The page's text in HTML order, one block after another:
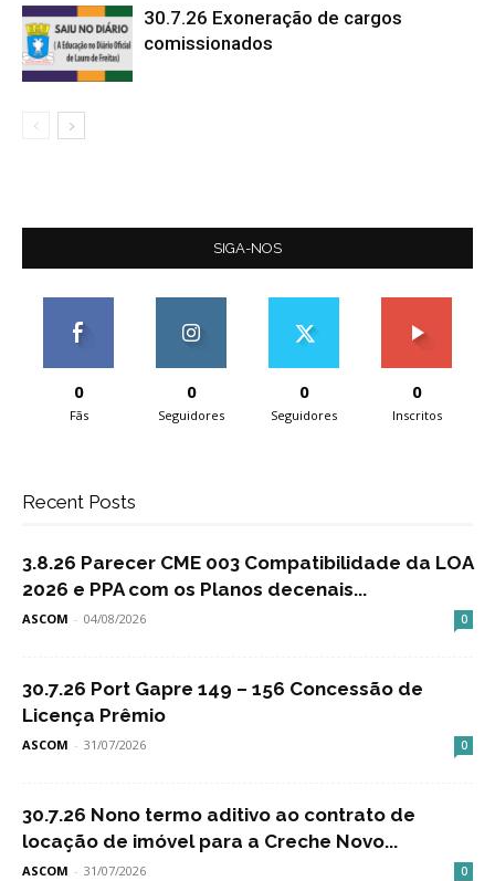
30.7.26 Exoneração de cargos
comissionados
SIGA-NOS
0
Fãs
0
Seguidores
0
Seguidores
0
Inscritos
Recent Posts
3.8.26 Parecer CME 003 Compatibilidade da LOA
2026 e PPA com os Planos decenais...
ASCOM - 04/08/2026 0
30.7.26 Port Gapre 149 – 156 Concessão de
Licença Prêmio
ASCOM - 31/07/2026 0
30.7.26 Nono termo aditivo ao contrato de
locação de imóvel para a Creche Novo...
ASCOM - 31/07/2026 0